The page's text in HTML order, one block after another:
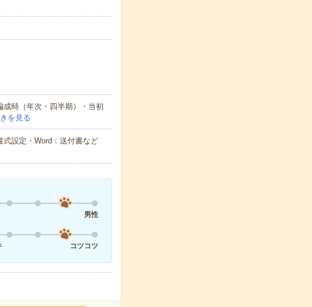
時（年次・四半期）・当初
を見る
式設定・Word：送付書など
男性
コツコツ